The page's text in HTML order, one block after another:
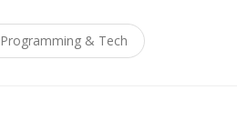
Programming & Tech